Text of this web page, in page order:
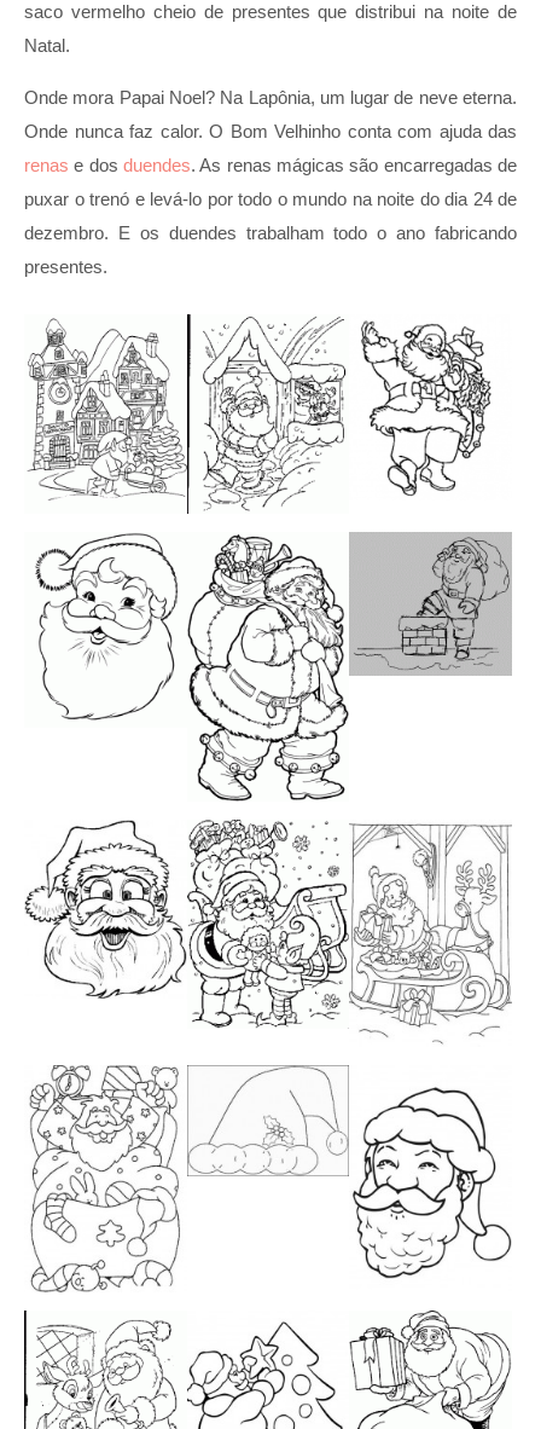
saco vermelho cheio de presentes que distribui na noite de
Natal.
Onde mora Papai Noel? Na Lapônia, um lugar de neve eterna.
Onde nunca faz calor. O Bom Velhinho conta com ajuda das
renas e dos duendes. As renas mágicas são encarregadas de
puxar o trenó e levá-lo por todo o mundo na noite do dia 24 de
dezembro. E os duendes trabalham todo o ano fabricando
presentes.